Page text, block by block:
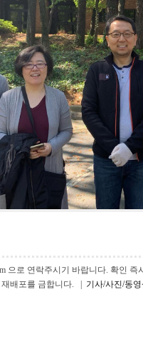
으로 연락주시기 바랍니다. 확인 즉
재배포를 금합니다. | 기사/사진/동